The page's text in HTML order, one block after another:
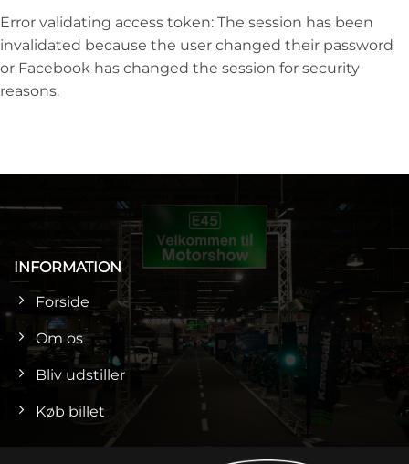
Error validating access token: The session has been
invalidated because the user changed their password
or Facebook has changed the session for security
reasons.
INFORMATION
Forside
Om os
Bliv udstiller
Køb billet